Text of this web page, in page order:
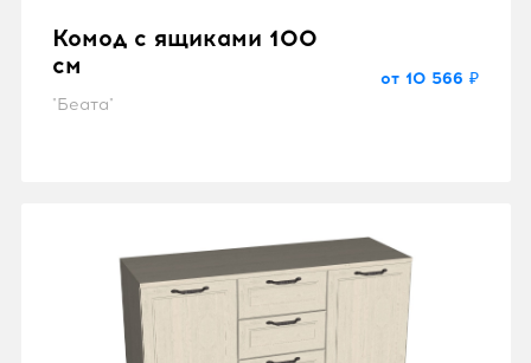
Комод с ящиками 100
см
"Беата"
от 10 566 ₽